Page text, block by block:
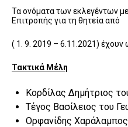
Τα ονόματα των εκλεγέντων
Επιτροπής για τη θητεία από
( 1. 9. 2019 – 6.11.2021) έχουν
Τακτικά Μέλη
Κορδίλας Δημήτριος
Τέγος Βασίλειος του
Ορφανίδης